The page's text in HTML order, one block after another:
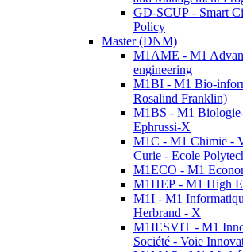
GD-SCUP - Smart
Policy
Master (DNM)
M1AME - M1
engineering
M1BI - M1 Bio-
Rosalind Franklin)
M1BS - M1
Ephrussi-X
M1C - M1 Chimie -
Curie - Ecole
M1ECO - M1
M1HEP - M1 High
M1I - M1
Herbrand - X
M1IESVIT - M1
Société - Voie